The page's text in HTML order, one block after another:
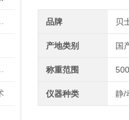
中的重要作用
闭孔率方法介绍
品牌 贝
产地类别 国
称重范围
仪器种类 静/